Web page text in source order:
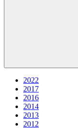
2022
2017
2016
2014
2013
2012